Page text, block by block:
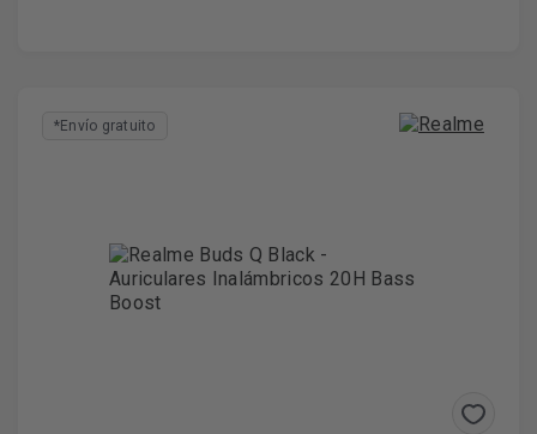
*Envío gratuito